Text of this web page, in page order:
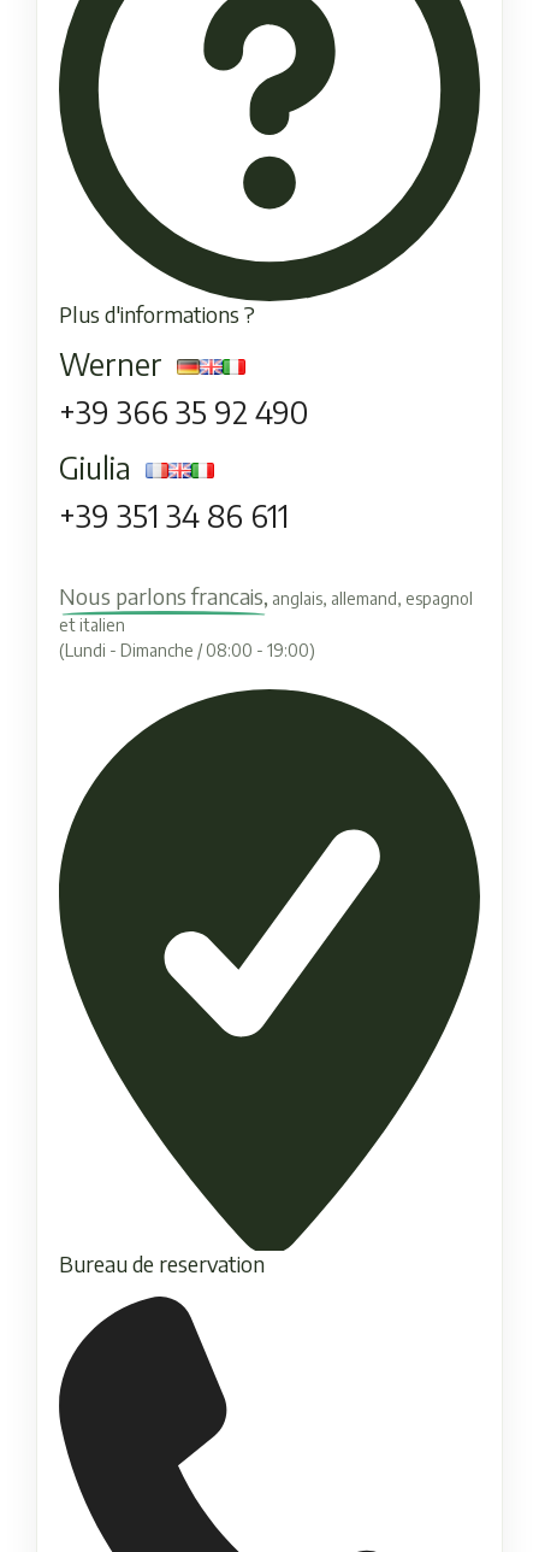
Plus d'informations ?
Werner
+39 366 35 92 490
Giulia
+39 351 34 86 611
Nous parlons francais, anglais, allemand, espagnol
et italien
(Lundi - Dimanche / 08:00 - 19:00)
Bureau de reservation